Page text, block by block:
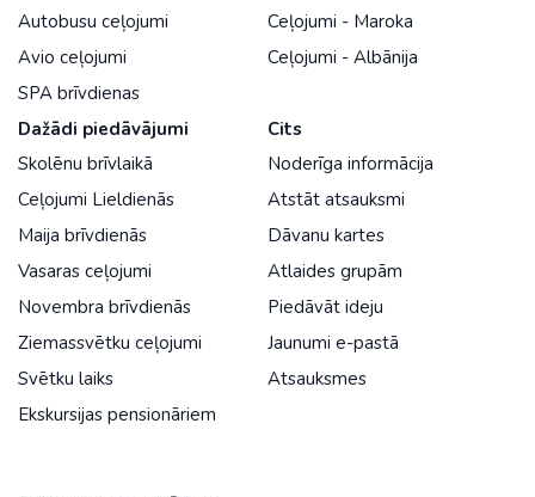
Autobusu ceļojumi
Avio ceļojumi
SPA brīvdienas
Ceļojumi - Maroka
Ceļojumi - Albānija
Dažādi piedāvājumi
Skolēnu brīvlaikā
Ceļojumi Lieldienās
Maija brīvdienās
Vasaras ceļojumi
Novembra brīvdienās
Ziemassvētku ceļojumi
Svētku laiks
Ekskursijas pensionāriem
Cits
Noderīga informācija
Atstāt atsauksmi
Dāvanu kartes
Atlaides grupām
Piedāvāt ideju
Jaunumi e-pastā
Atsauksmes